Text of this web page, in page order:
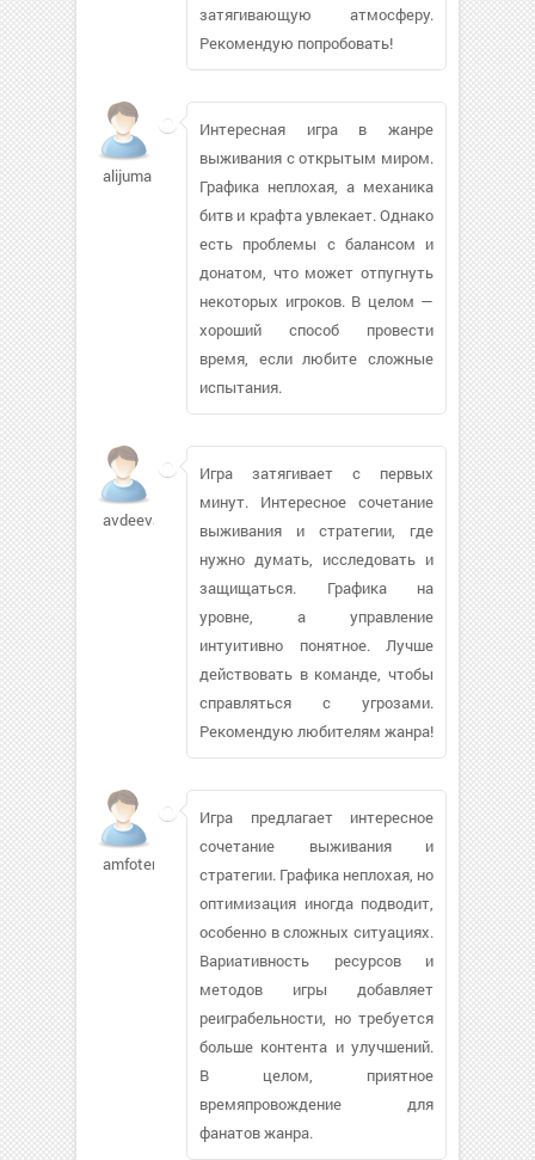
затягивающую атмосферу.
Рекомендую попробовать!
alijuma
Интересная игра в жанре
выживания с открытым миром.
Графика неплохая, а механика
битв и крафта увлекает. Однако
есть проблемы с балансом и
донатом, что может отпугнуть
некоторых игроков. В целом —
хороший способ провести
время, если любите сложные
испытания.
avdeevao
Игра затягивает с первых
минут. Интересное сочетание
выживания и стратегии, где
нужно думать, исследовать и
защищаться. Графика на
уровне, а управление
интуитивно понятное. Лучше
действовать в команде, чтобы
справляться с угрозами.
Рекомендую любителям жанра!
amfoter343
Игра предлагает интересное
сочетание выживания и
стратегии. Графика неплохая, но
оптимизация иногда подводит,
особенно в сложных ситуациях.
Вариативность ресурсов и
методов игры добавляет
реиграбельности, но требуется
больше контента и улучшений.
В целом, приятное
времяпровождение для
фанатов жанра.